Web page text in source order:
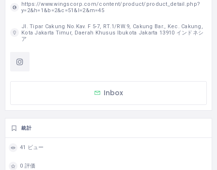
https://www.wingscorp.com/content/product/product_detail.php?
y=2&h=1&b=2&c=51&l=2&m=45
Jl. Tipar Cakung No.Kav. F 5-7, RT.1/RW.9, Cakung Bar., Kec. Cakung,
Kota Jakarta Timur, Daerah Khusus Ibukota Jakarta 13910 インドネシ
ア
Inbox
統計
41 ビュー
0 評価